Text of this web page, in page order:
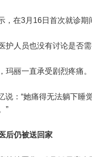
，在3月16日首次就诊期
护人员也没有讨论是否
玛丽一直承受剧烈疼痛。
说：“她痛得无法躺下睡
”
后仍被送回家